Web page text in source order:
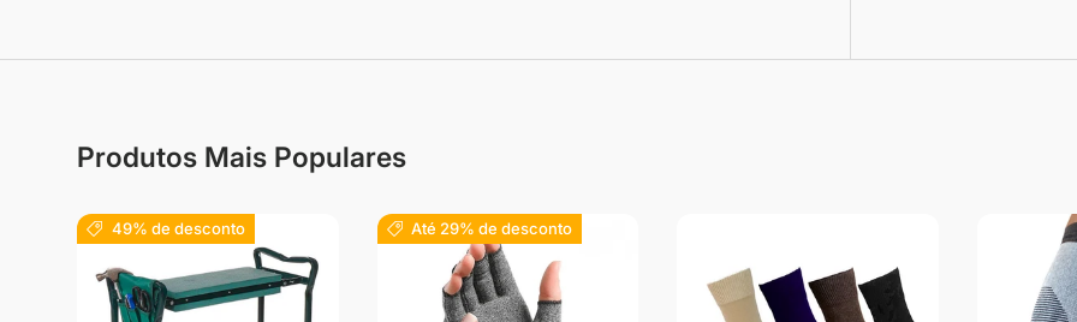
Produtos Mais Populares
49% de desconto Até 29% de desconto